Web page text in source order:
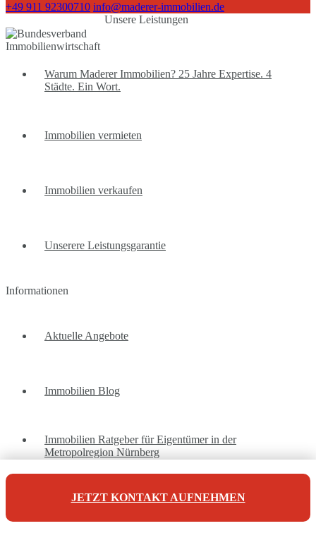
+49 911 92300710 info@maderer-immobilien.de
JETZT KONTAKT AUFNEHMEN
Unsere Leistungen
Warum Maderer Immobilien? 25 Jahre Expertise. 4
Städte. Ein Wort.
Immobilien vermieten
Immobilien verkaufen
Unserere Leistungsgarantie
Informationen
Aktuelle Angebote
Immobilien Blog
Immobilien Ratgeber für Eigentümer in der
Metropolregion Nürnberg
Unsere Referenzen